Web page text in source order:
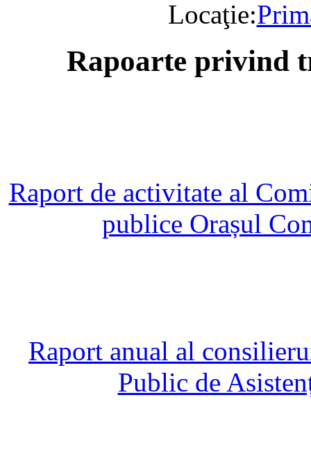
Locaţie:
Rapoarte privind
Raport de activitate al
publice Orașul
Raport anual al
Public de